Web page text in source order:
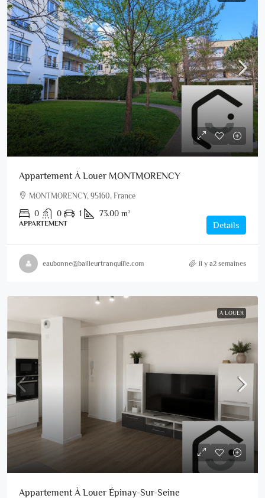
Appartement À Louer MONTMORENCY
MONTMORENCY, 95160, France
0 0 1 73.00 m²
APPARTEMENT Details
eaubonne@bailleurtranquille.com il y a2 semaines
A LOUER
Appartement À Louer Épinay-Sur-Seine